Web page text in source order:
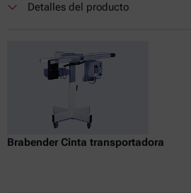
Detalles del producto
Brabender Cinta transportadora